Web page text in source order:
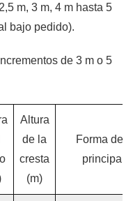
m, 3 m, 4 m hasta 5
bajo pedido).
de 3 m o 5
Altura
de la
cresta
(m)
Forma del
principal